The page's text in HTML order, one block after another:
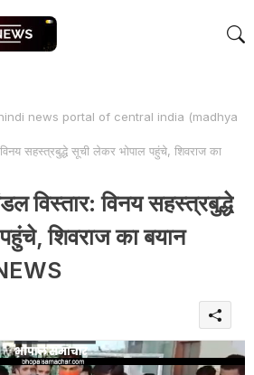
news portal of central india (madhya
सहस्त्रबुद्धे सूची लेकर भोपाल पहुंचे, शिवराज का
विस्तार: विनय सहस्त्रबुद्धे
शिवराज का बयान